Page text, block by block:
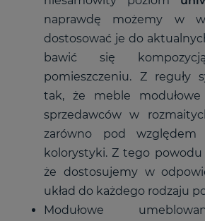
naprawdę możemy w
dostosować je do
bawić się
pomieszczeniu. Z reguły
tak, że meble
sprzedawców w
zarówno pod
kolorystyki. Z tego
że dostosujemy w
układ do każdego rodzaju
Modułowe